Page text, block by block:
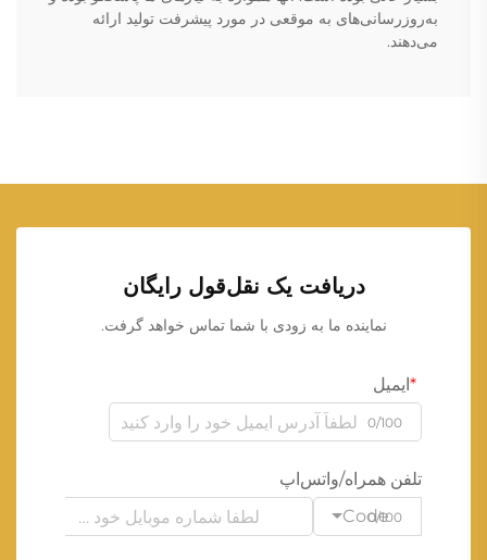
به‌روزرسانی‌های به موقعی در مورد پیشرفت تولید ارائه
می‌دهند.
دریافت یک نقل‌قول رایگان
نماینده ما به زودی با شما تماس خواهد گرفت.
ایمیل
0/100
تلفن همراه/واتس‌اپ
Code
0/100